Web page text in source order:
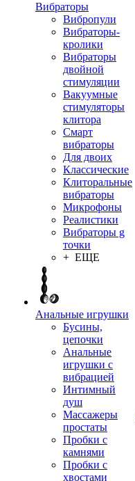
Вибраторы
Вибропули
Вибраторы-
кролики
Вибраторы
двойной
стимуляции
Вакуумные
стимуляторы
клитора
Смарт
вибраторы
Для двоих
Классические
Клиторальные
вибраторы
Микрофоны
Реалистики
Вибраторы g
точки
+ ЕЩЕ
Анальные игрушки
Бусины,
цепочки
Анальные
игрушки с
вибрацией
Интимный
душ
Массажеры
простаты
Пробки с
камнями
Пробки с
хвостами